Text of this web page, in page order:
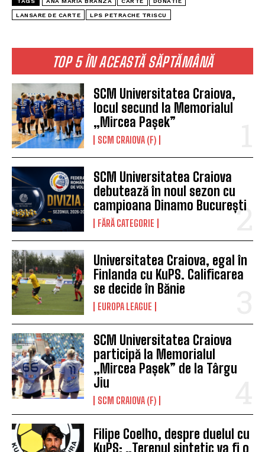
TOP 5 ÎN ACEASTĂ SĂPTĂMÂNĂ
SCM Universitatea Craiova,
locul secund la Memorialul
„Mircea Pașek”
SCM CRAIOVA (F)
SCM Universitatea Craiova
debutează în noul sezon cu
campioana Dinamo București
FĂRĂ CATEGORIE
Universitatea Craiova, egal în
Finlanda cu KuPS. Calificarea
se decide în Bănie
EUROPA LEAGUE
SCM Universitatea Craiova
participă la Memorialul
„Mircea Pașek” de la Târgu
Jiu
SCM CRAIOVA (F)
Filipe Coelho, despre duelul cu
KuPS: „Terenul sintetic va fi o
LANSARE DE CARTE LPS PETRACHE TRISCU